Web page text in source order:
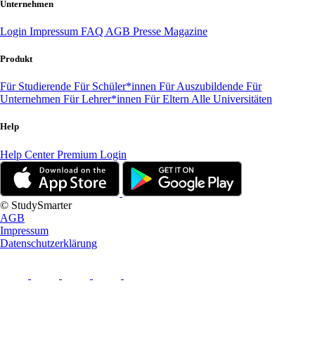
Unternehmen
Login Impressum FAQ AGB Presse Magazine
Produkt
Für Studierende Für Schüler*innen Für Auszubildende Für
Unternehmen Für Lehrer*innen Für Eltern Alle Universitäten
Help
Help CenterPremium Login
© StudySmarter
AGB
Impressum
Datenschutzerklärung